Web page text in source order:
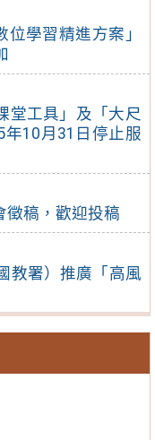
學習精進方案」
堂工具」及「大尺
年10月31日停止服
徵稿，歡迎投稿
教署）推廣「高風